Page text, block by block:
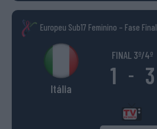
Europeu Sub17 Feminino – Fase Final
Itália
FINAL 3º/4º
1 - 3